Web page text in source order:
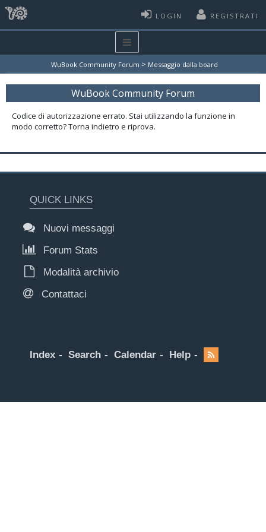
LOGIN REGISTRATI
WuBook Community Forum > Messaggio dalla board
WuBook Community Forum
Codice di autorizzazione errato. Stai utilizzando la funzione in
modo corretto? Torna indietro e riprova.
QUICK LINKS
Nuovi messaggi
Forum Stats
Modalità archivio
Contattaci
Index Search Calendar Help